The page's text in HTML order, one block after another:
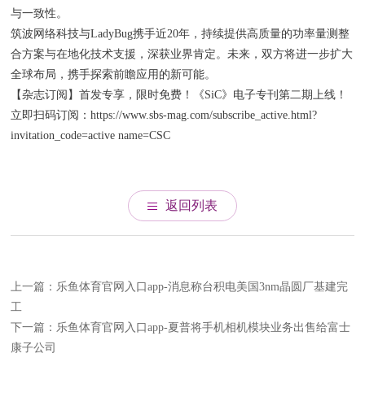
与一致性。
筑波网络科技与LadyBug携手近20年，持续提供高质量的功率量测整
合方案与在地化技术支援，深获业界肯定。未来，双方将进一步扩大
全球布局，携手探索前瞻应用的新可能。
【杂志订阅】首发专享，限时免费！《SiC》电子专刊第二期上线！
立即扫码订阅：https://www.sbs-mag.com/subscribe_active.html?
invitation_code=active name=CSC
返回列表
上一篇：乐鱼体育官网入口app-消息称台积电美国3nm晶圆厂基建完
工
下一篇：乐鱼体育官网入口app-夏普将手机相机模块业务出售给富士
康子公司